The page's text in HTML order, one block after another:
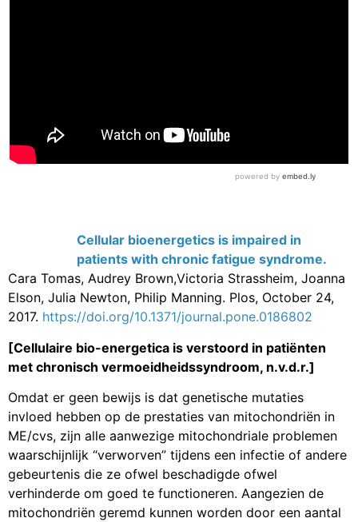
Cellular bioenergetics is impaired in
patients with chronic fatigue syndrome.
Cara Tomas, Audrey Brown,Victoria Strassheim, Joanna
Elson, Julia Newton, Philip Manning. Plos, October 24,
2017. https://doi.org/10.1371/journal.pone.0186802
[Cellulaire bio-energetica is verstoord in patiënten
met chronisch vermoeidheidssyndroom, n.v.d.r.]
Omdat er geen bewijs is dat genetische mutaties
invloed hebben op de prestaties van mitochondriën in
ME/cvs, zijn alle aanwezige mitochondriale problemen
waarschijnlijk “verworven” tijdens een infectie of andere
gebeurtenis die ze ofwel beschadigde ofwel
verhinderde om goed te functioneren. Aangezien de
mitochondriën geremd kunnen worden door een aantal